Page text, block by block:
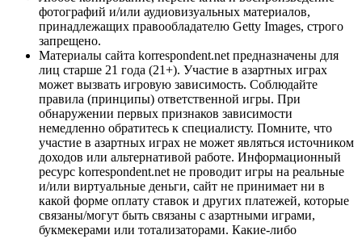
фотографий и/или аудиовизуальных материалов,
принадлежащих правообладателю Getty Images, строго
запрещено.
Материалы сайта korrespondent.net предназначены для
лиц старше 21 года (21+). Участие в азартных играх
может вызвать игровую зависимость. Соблюдайте
правила (принципы) ответственной игры. При
обнаружении первых признаков зависимости
немедленно обратитесь к специалисту. Помните, что
участие в азартных играх не может являться источником
доходов или альтернативой работе. Информационный
ресурс korrespondent.net не проводит игры на реальные
и/или виртуальные деньги, сайт не принимает ни в
какой форме оплату ставок и других платежей, которые
связаны/могут быть связаны с азартными играми,
букмекерами или тотализаторами. Какие-либо